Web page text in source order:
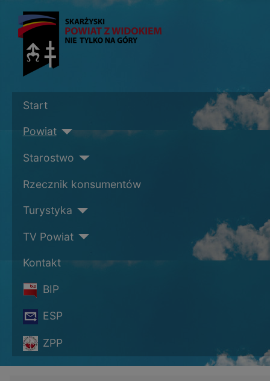
Start
Powiat
Starostwo
Rzecznik konsumentów
Turystyka
TV Powiat
Kontakt
BIP
ESP
ZPP